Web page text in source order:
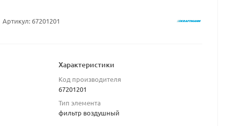
Артикул:67201201
Характеристики
Код производителя
67201201
Тип элемента
фильтр воздушный